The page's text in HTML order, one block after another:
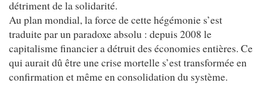
détriment de la solidarité.
Au plan mondial, la force de cette hégémonie s’est
traduite par un paradoxe absolu : depuis 2008 le
capitalisme financier a détruit des économies entières. Ce
qui aurait dû être une crise mortelle s’est transformée en
confirmation et même en consolidation du système.